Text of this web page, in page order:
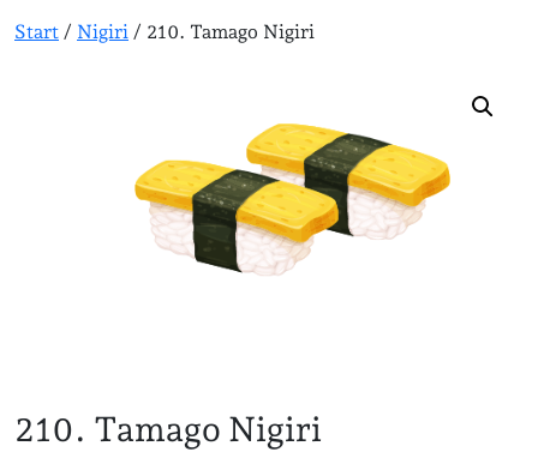
Start / Nigiri / 210. Tamago Nigiri
210. Tamago Nigiri